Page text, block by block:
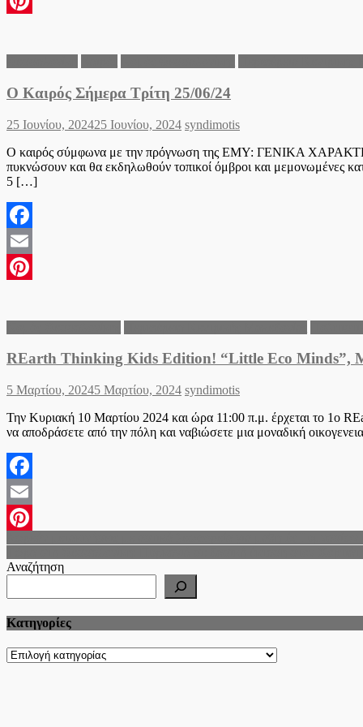
Ο Καιρός Σήμερα Τρίτη 25/06/24
Posted
25 Ιουνίου, 202425 Ιουνίου, 2024 Author
syndimotis
Ο καιρός σύμφωνα με την πρόγνωση της ΕΜΥ: ΓΕΝΙΚΑ
πυκνώσουν και θα εκδηλωθούν τοπικοί όμβροι και μεμονωμένες
5 […]
Facebook
Email
REarth Thinking Kids Edition! “Little Eco Minds”,
Posted
5 Μαρτίου, 20245 Μαρτίου, 2024 Author
syndimotis
Την Κυριακή 10 Μαρτίου 2024 και ώρα 11:00 π.μ. έρχεται το 1ο
να αποδράσετε από την πόλη και ναβιώσετε μια μοναδική
Facebook
Email
Pinterest
Πλοήγηση
άρθρων
Αναζήτηση
Kατηγορίες
Kατηγορίες